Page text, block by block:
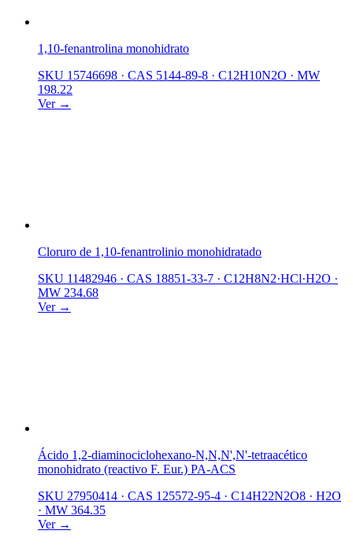
1,10-fenantrolina monohidrato
SKU 15746698 · CAS 5144-89-8 · C12H10N2O · MW
198.22
Ver →
Cloruro de 1,10-fenantrolinio monohidratado
SKU 11482946 · CAS 18851-33-7 · C12H8N2·HCl·H2O ·
MW 234.68
Ver →
Ácido 1,2-diaminociclohexano-N,N,N',N'-tetraacético
monohidrato (reactivo F. Eur.) PA-ACS
SKU 27950414 · CAS 125572-95-4 · C14H22N2O8 · H2O
· MW 364.35
Ver →